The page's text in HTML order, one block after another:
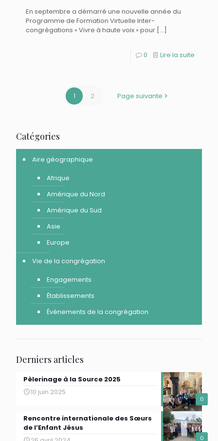
En septembre a démarré une nouvelle année du
Programme de Formation Virtuelle Inter-
congrégations « Vivre à haute voix » pour […]
0 Lire la suite
1 2 Page suivante
Catégories
Aire géographique
Afrique
Amérique du Nord
Amérique du Sud
Asie
Europe
Vie de la congrégation
Engagements
Établissements
Évènements de la congrégation
Derniers articles
0
Pèlerinage à la Source 2025
10 juin 2025
0
Rencontre internationale des Sœurs
de l’Enfant Jésus